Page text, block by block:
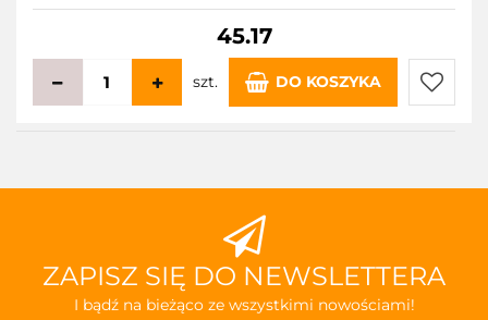
45.17
szt. DO KOSZYKA
Do
ZAPISZ SIĘ DO NEWSLETTERA
I bądź na bieżąco ze wszystkimi nowościami!